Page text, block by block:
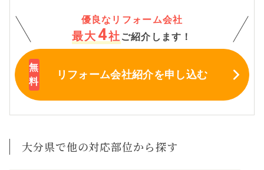
優良なリフォーム会社
最大 4社 ご紹介します！
リフォーム会社紹介を申し込む
大分県で他の対応部位から探す